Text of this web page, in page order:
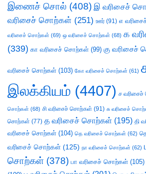
இணைச் சொல் (408) இ வரிசைச்
வரிசைச் சொற்கள் (251) ஊர் (91) எ
வரிசைச் சொற்கள் (69) ஒ வரிசைச் சொற்கள் (68) க
(339) கா வரிசைச் சொற்கள் (99) கு வரிசைச்
வரிசைச் சொற்கள் (103) கோ வரிசைச் சொற்கள் (61)
இலக்கியம் (4407) ச
சொற்கள் (68) சி வரிசைச் சொற்கள் (91) சு வரிசைச்
சொற்கள் (77) த வரிசைச் சொற்கள் (195) தி
வரிசைச் சொற்கள் (104) தெ வரிசைச் சொற்கள் (62)
வரிசைச் சொற்கள் (125) நா வரிசைச் சொற்கள் (62)
சொற்கள் (378) பா வரிசைச் சொற்கள் (105)